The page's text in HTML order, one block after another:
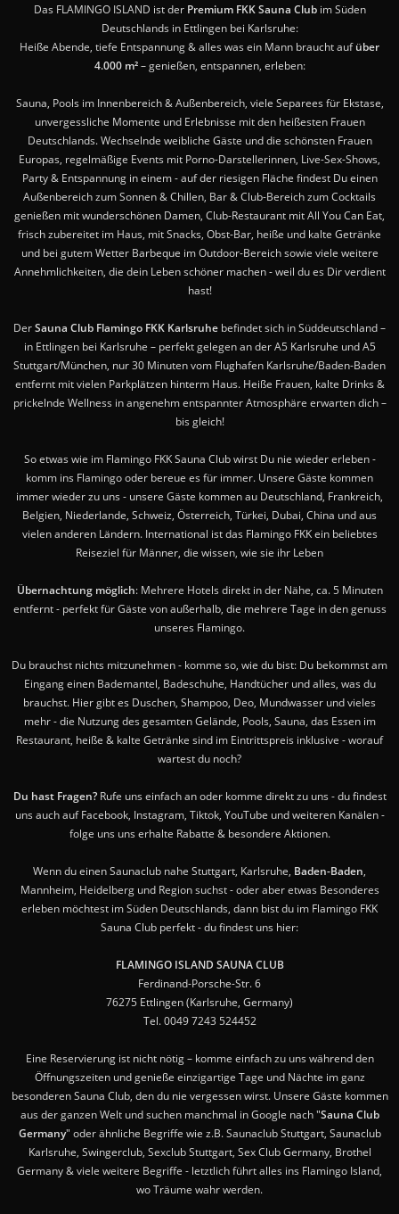
Das FLAMINGO ISLAND ist der Premium FKK Sauna Clubim Süden
Deutschlands in Ettlingen bei Karlsruhe:
Heiße Abende, tiefe Entspannung & alles was ein Mann braucht aufüber
4.000 m²– genießen, entspannen, erleben:
Sauna, Pools im Innenbereich & Außenbereich, viele Separees für Ekstase,
unvergessliche Momente und Erlebnisse mit den heißesten Frauen
Deutschlands. Wechselnde weibliche Gäste und die schönsten Frauen
Europas, regelmäßige Events mit Porno-Darstellerinnen, Live-Sex-Shows,
Party & Entspannung in einem - auf der riesigen Fläche findest Du einen
Außenbereich zum Sonnen & Chillen, Bar & Club-Bereich zum Cocktails
genießen mit wunderschönen Damen, Club-Restaurant mit All You Can Eat,
frisch zubereitet im Haus, mit Snacks, Obst-Bar, heiße und kalte Getränke
und bei gutem Wetter Barbeque im Outdoor-Bereich sowie viele weitere
Annehmlichkeiten, die dein Leben schöner machen - weil du es Dir verdient
hast!
DerSauna Club Flamingo FKK Karlsruhe befindet sich in Süddeutschland –
in Ettlingen bei Karlsruhe – perfekt gelegen an der A5 Karlsruhe und A5
Stuttgart/München, nur 30 Minuten vom Flughafen Karlsruhe/Baden-Baden
entfernt mit vielen Parkplätzen hinterm Haus. Heiße Frauen, kalte Drinks &
prickelnde Wellness in angenehm entspannter Atmosphäre erwarten dich –
bis gleich!
So etwas wie im Flamingo FKK Sauna Club wirst Du nie wieder erleben -
komm ins Flamingo oder bereue es für immer. Unsere Gäste kommen
immer wieder zu uns - unsere Gäste kommen au Deutschland, Frankreich,
Belgien, Niederlande, Schweiz, Österreich, Türkei, Dubai, China und aus
vielen anderen Ländern. International ist das Flamingo FKK ein beliebtes
Reiseziel für Männer, die wissen, wie sie ihr Leben
Übernachtung möglich: Mehrere Hotels direkt in der Nähe, ca. 5 Minuten
entfernt - perfekt für Gäste von außerhalb, die mehrere Tage in den genuss
unseres Flamingo.
Du brauchst nichts mitzunehmen - komme so, wie du bist: Du bekommst am
Eingang einen Bademantel, Badeschuhe, Handtücher und alles, was du
brauchst. Hier gibt es Duschen, Shampoo, Deo, Mundwasser und vieles
mehr - die Nutzung des gesamten Gelände, Pools, Sauna, das Essen im
Restaurant, heiße & kalte Getränke sind im Eintrittspreis inklusive - worauf
wartest du noch?
Du hast Fragen?Rufe uns einfach an oder komme direkt zu uns - du findest
uns auch auf Facebook, Instagram, Tiktok, YouTube und weiteren Kanälen -
folge uns uns erhalte Rabatte & besondere Aktionen.
Wenn du einen Saunaclub nahe Stuttgart, Karlsruhe, Baden-Baden,
Mannheim, Heidelberg und Region suchst - oder aber etwas Besonderes
erleben möchtest im Süden Deutschlands, dann bist du im Flamingo FKK
Sauna Club perfekt - du findest uns hier:
FLAMINGO ISLAND SAUNA CLUB
Ferdinand-Porsche-Str. 6
76275 Ettlingen (Karlsruhe, Germany)
Tel. 0049 7243 524452
Eine Reservierung ist nicht nötig – komme einfach zu uns während den
Öffnungszeiten und genieße einzigartige Tage und Nächte im ganz
besonderen Sauna Club, den du nie vergessen wirst. Unsere Gäste kommen
aus der ganzen Welt und suchen manchmal in Google nach "Sauna Club
Germany" oder ähnliche Begriffe wie z.B. Saunaclub Stuttgart, Saunaclub
Karlsruhe, Swingerclub, Sexclub Stuttgart, Sex Club Germany, Brothel
Germany & viele weitere Begriffe - letztlich führt alles ins Flamingo Island,
wo Träume wahr werden.